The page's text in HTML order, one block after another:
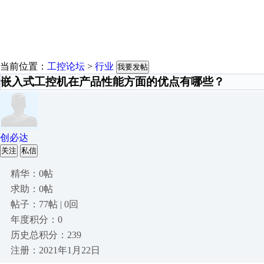
当前位置： 工控论坛 > 行业 我要发帖
嵌入式工控机在产品性能方面的优点有哪些？
创必达
关注 私信
精华：0帖
求助：0帖
帖子：77帖 | 0回
年度积分：0
历史总积分：239
注册：2021年1月22日